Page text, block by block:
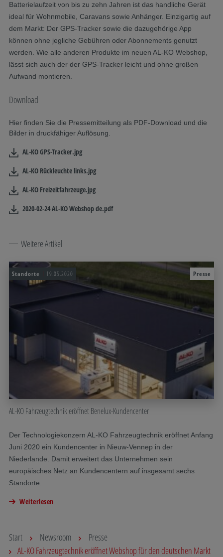
Batterielaufzeit von bis zu zehn Jahren ist das handliche Gerät
ideal für Wohnmobile, Caravans sowie Anhänger. Einzigartig auf
dem Markt: Der GPS-Tracker sowie die dazugehörige App
können ohne jegliche Gebühren oder Abonnements genutzt
werden. Wie alle anderen Produkte im neuen AL-KO Webshop,
lässt sich auch der der GPS-Tracker leicht und ohne großen
Aufwand montieren.
Download
Hier finden Sie die Pressemitteilung als PDF-Download und die
Bilder in druckfähiger Auflösung.
AL-KO GPS-Tracker.jpg
AL-KO Rückleuchte links.jpg
AL-KO Freizeitfahrzeuge.jpg
2020-02-24 AL-KO Webshop de.pdf
Weitere Artikel
Standorte 19.05.2020 Presse
AL-KO Fahrzeugtechnik eröffnet Benelux-Kundencenter
Der Technologiekonzern AL-KO Fahrzeugtechnik eröffnet Anfang
Juni 2020 ein Kundencenter in Nieuw-Vennep in der
Niederlande. Damit erweitert das Unternehmen sein
europäisches Netz an Kundencentern auf insgesamt sechs
Standorte.
Weiterlesen
Start Newsroom
Presse
AL-KO Fahrzeugtechnik eröffnet Webshop für den deutschen Markt